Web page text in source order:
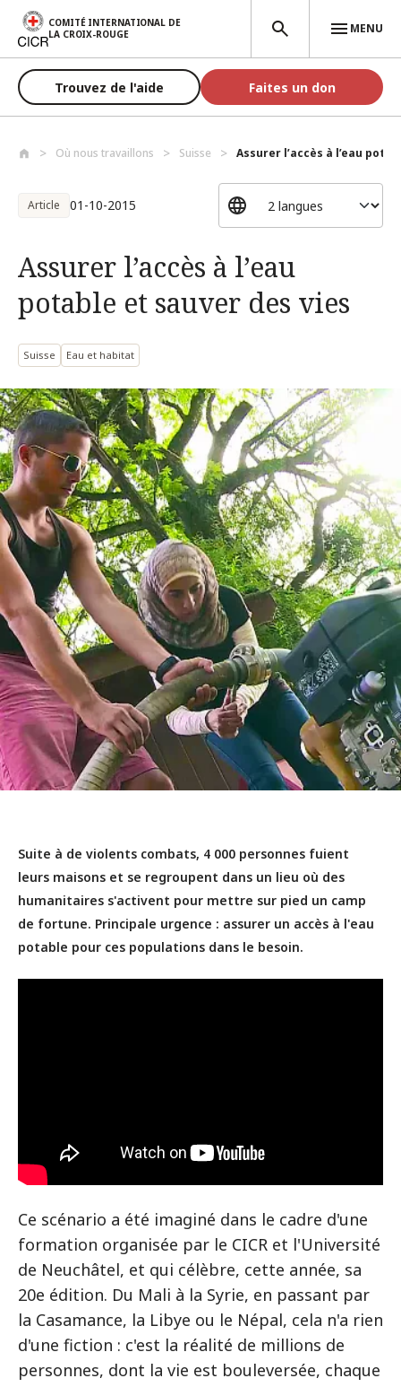
Aller au contenu principal
COMITÉ INTERNATIONAL DE
LA CROIX-ROUGE
MENU
Trouvez de l'aide Faites un don
Où nous travaillons Suisse Assurer l’accès à l’eau
Article 01-10-2015
Assurer l’accès à l’eau
potable et sauver des vies
Suisse Eau et habitat
Suite à de violents combats, 4 000 personnes fuient
leurs maisons et se regroupent dans un lieu où des
humanitaires s'activent pour mettre sur pied un camp
de fortune. Principale urgence : assurer un accès à l'eau
potable pour ces populations dans le besoin.
Ce scénario a été imaginé dans le cadre d'une
formation organisée par le CICR et l'Université
de Neuchâtel, et qui célèbre, cette année, sa
20e édition. Du Mali à la Syrie, en passant par
la Casamance, la Libye ou le Népal, cela n'a rien
d'une fiction : c'est la réalité de millions de
personnes, dont la vie est bouleversée, chaque